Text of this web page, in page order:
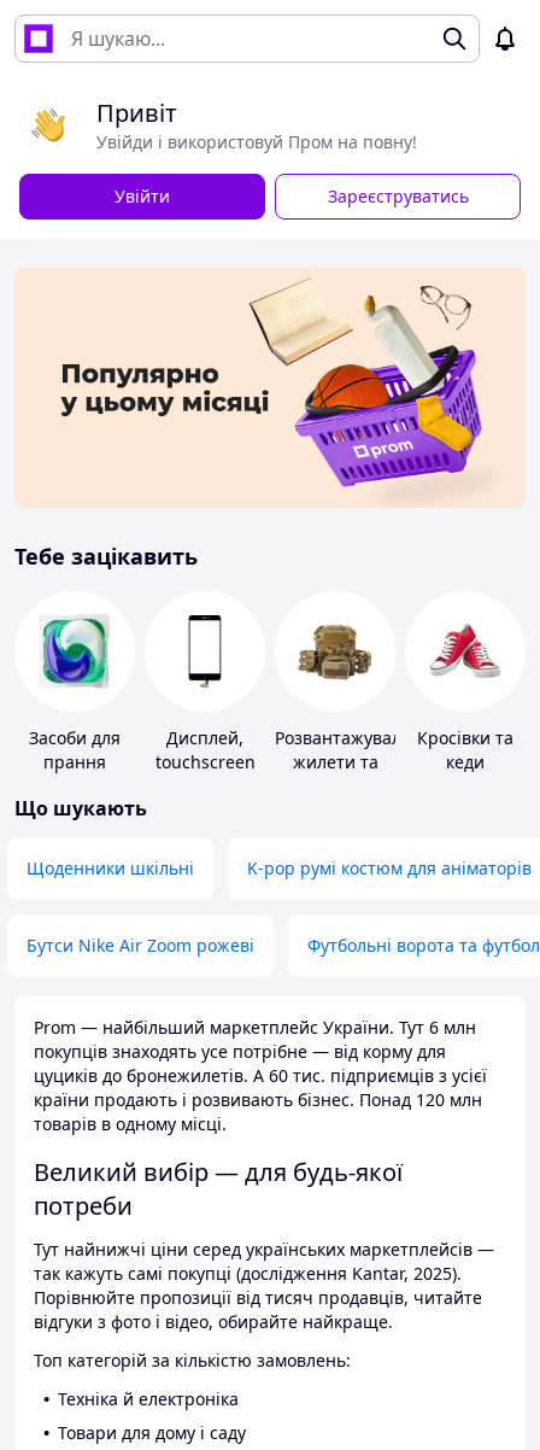
Привіт
Увійди і використовуй Пром на повну!
Увійти Зареєструватись
Тебе зацікавить
Засоби для
прання
Дисплей,
touchscreen
Розвантажувальні
жилети та
Кросівки та
кеди
Що шукають
Щоденники шкільні K-pop румі костюм для аніматорів
Бутси Nike Air Zoom рожеві Футбольні ворота та
Prom — найбільший маркетплейс України. Тут 6 млн
покупців знаходять усе потрібне — від корму для
цуциків до бронежилетів. А 60 тис. підприємців з усієї
країни продають і розвивають бізнес. Понад 120 млн
товарів в одному місці.
Великий вибір — для будь-якої
потреби
Тут найнижчі ціни серед українських маркетплейсів —
так кажуть самі покупці (дослідження Kantar, 2025).
Порівнюйте пропозиції від тисяч продавців, читайте
відгуки з фото і відео, обирайте найкраще.
Топ категорій за кількістю замовлень:
Техніка й електроніка
Товари для дому і саду